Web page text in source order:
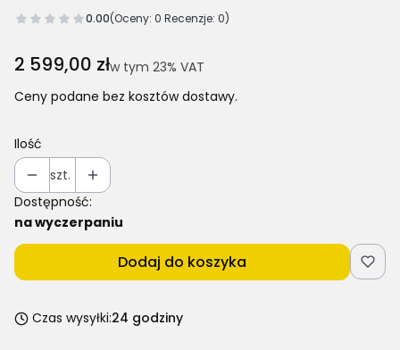
0.00(Oceny: 0 Recenzje: 0)
Cena
2 599,00 złw tym 23% VAT
w tym 23% VAT
Ceny podane bez kosztów dostawy.
Ilość
szt.
Dostępność:
na wyczerpaniu
Dodaj do koszyka
Czas wysyłki:24 godziny